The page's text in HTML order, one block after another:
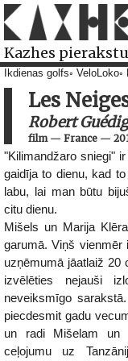
Kazhes
Ikdienas golfs VeloLoko
Les
Robert
film— France —
"Kilimandžaro sniegi"
gaidīja to dienu, kad
labu, lai man būtu
citu dienu.
Mišels un Marija
garumā. Viņš
uzņēmumā jāatlaiž 20
izvēlēties nejauši
neveiksmīgo
piecdesmit gadu
un radi Mišelam un
ceļojumu uz